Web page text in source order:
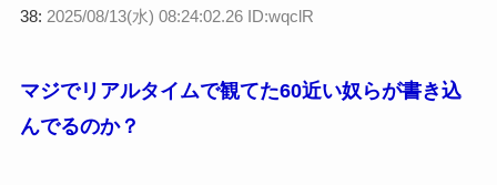
38: 2025/08/13(水) 08:24:02.26 ID:wqclR
マジでリアルタイムで観てた60近い奴らが書き込
んでるのか？